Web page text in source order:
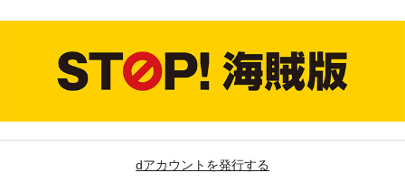
dアカウントを発行する